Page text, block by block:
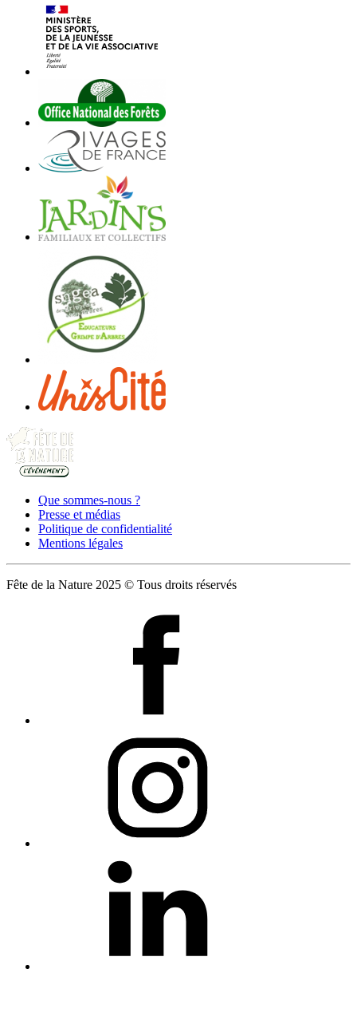
Que sommes-nous ?
Presse et médias
Politique de confidentialité
Mentions légales
Fête de la Nature 2025 © Tous droits réservés